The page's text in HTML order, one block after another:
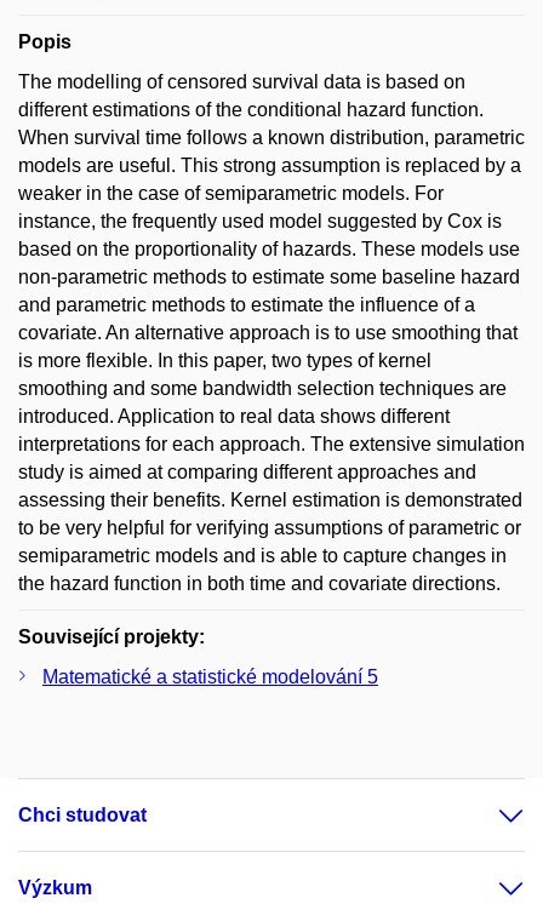
Popis
The modelling of censored survival data is based on
different estimations of the conditional hazard function.
When survival time follows a known distribution, parametric
models are useful. This strong assumption is replaced by a
weaker in the case of semiparametric models. For
instance, the frequently used model suggested by Cox is
based on the proportionality of hazards. These models use
non-parametric methods to estimate some baseline hazard
and parametric methods to estimate the influence of a
covariate. An alternative approach is to use smoothing that
is more flexible. In this paper, two types of kernel
smoothing and some bandwidth selection techniques are
introduced. Application to real data shows different
interpretations for each approach. The extensive simulation
study is aimed at comparing different approaches and
assessing their benefits. Kernel estimation is demonstrated
to be very helpful for verifying assumptions of parametric or
semiparametric models and is able to capture changes in
the hazard function in both time and covariate directions.
Související projekty:
Matematické a statistické modelování 5
Chci studovat
Výzkum